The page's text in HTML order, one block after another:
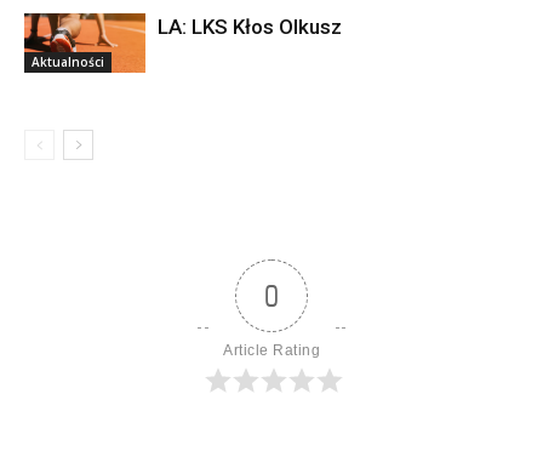
Aktualności
LA: LKS Kłos Olkusz
0
Article Rating